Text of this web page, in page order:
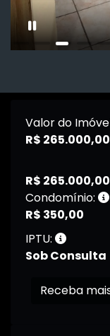
Valor do
R$ 265.000,00
R$ 265.000,00
Condomínio:
R$ 350,00
IPTU:
Sob Consulta
Receba